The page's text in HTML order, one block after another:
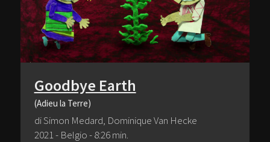
Goodbye Earth
(Adieu la Terre)
di Simon Medard, Dominique Van Hecke
2021 - Belgio - 8:26 min.